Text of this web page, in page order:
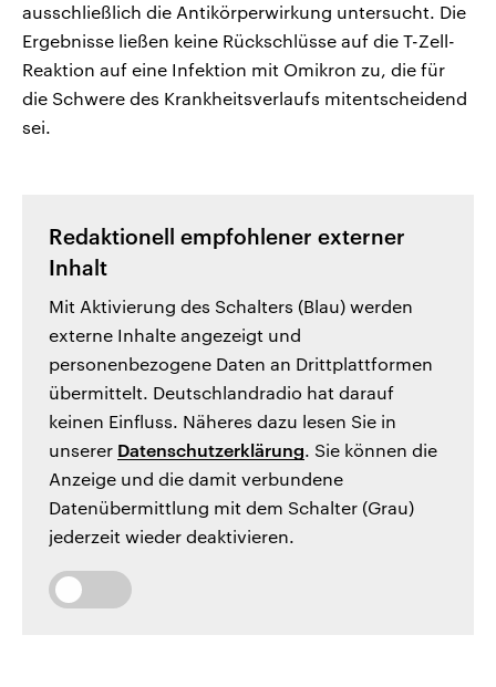
ausschließlich die Antikörperwirkung untersucht. Die
Ergebnisse ließen keine Rückschlüsse auf die T-Zell-
Reaktion auf eine Infektion mit Omikron zu, die für
die Schwere des Krankheitsverlaufs mitentscheidend
sei.
Redaktionell empfohlener externer
Inhalt
Mit Aktivierung des Schalters (Blau) werden
externe Inhalte angezeigt und
personenbezogene Daten an Drittplattformen
übermittelt. Deutschlandradio hat darauf
keinen Einfluss. Näheres dazu lesen Sie in
unserer Datenschutzerklärung. Sie können die
Anzeige und die damit verbundene
Datenübermittlung mit dem Schalter (Grau)
jederzeit wieder deaktivieren.